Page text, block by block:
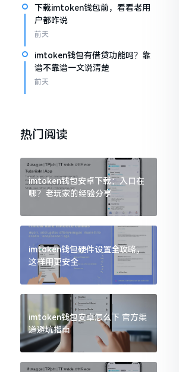
下载imtoken钱包前，看看老用
户都咋说
前天
imtoken钱包有借贷功能吗？靠
谱不靠谱一文说清楚
前天
热门阅读
imtoken钱包安卓下载：入口在
哪？老玩家的经验分享
imtoken钱包硬件设置全攻略，
这样用更安全
imtoken钱包安卓怎么下 官方渠
道避坑指南